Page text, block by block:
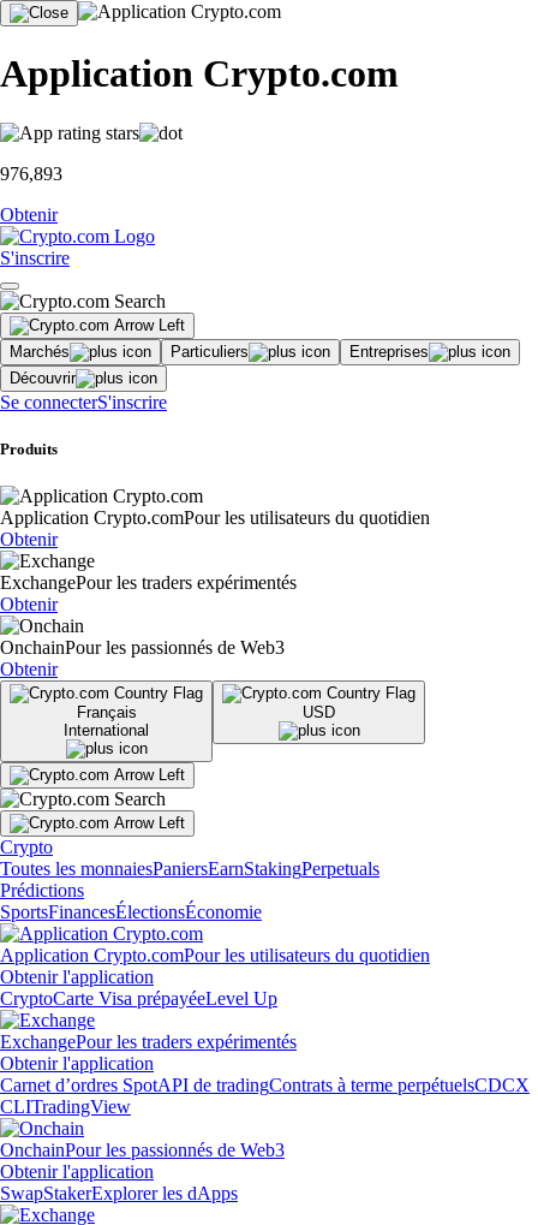
Application Crypto.com
976,893
Obtenir
S'inscrire
Marchés Particuliers
Entreprises
Découvrir
Se connecterS'inscrire
Produits
Application Crypto.comPour les utilisateurs du quotidien
Obtenir
ExchangePour les traders expérimentés
Obtenir
OnchainPour les passionnés de Web3
Obtenir
Français
International
USD
Crypto
Toutes les monnaiesPaniersEarnStakingPerpetuals
Prédictions
SportsFinancesÉlectionsÉconomie
Application Crypto.comPour les utilisateurs du quotidien
Obtenir l'application
CryptoCarte Visa prépayéeLevel Up
ExchangePour les traders expérimentés
Obtenir l'application
Carnet d’ordres SpotAPI de tradingContrats à terme perpétuelsCDCX
CLITradingView
OnchainPour les passionnés de Web3
Obtenir l'application
SwapStakerExplorer les dApps